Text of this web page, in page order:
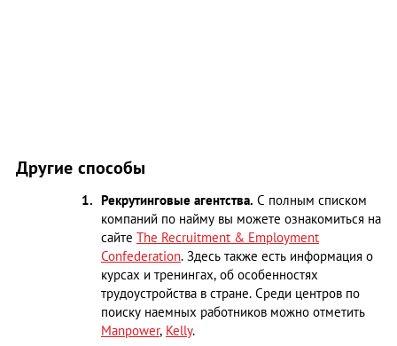
Другие способы
Рекрутинговые агентства. С полным списком
компаний по найму вы можете ознакомиться на
сайте The Recruitment & Employment
Confederation. Здесь также есть информация о
курсах и тренингах, об особенностях
трудоустройства в стране. Среди центров по
поиску наемных работников можно отметить
Manpower, Kelly.